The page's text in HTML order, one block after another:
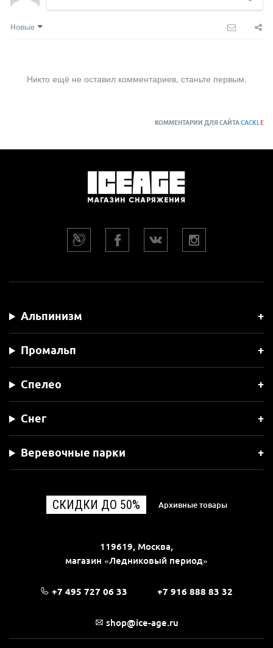
Новые
Никто ещё не оставил комментариев, станьте первым.
КОММЕНТАРИИ ДЛЯ САЙТАCACKL E
Альпинизм
Промальп
Спелео
Снег
Веревочные парки
СКИДКИ ДО 50% Архивные товары
119619, Москва,
магазин «Ледниковый период»
+7 495 727 06 33 +7 916 888 83 32
shop@ice-age.ru